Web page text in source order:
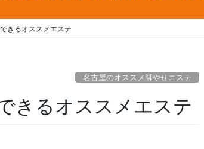
きるオススメエステ
名古屋のオススメ脚やせエステ
きるオススメエステ